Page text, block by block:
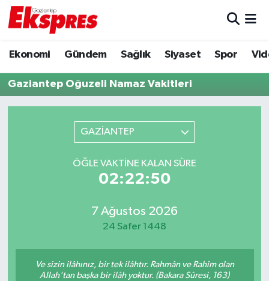
Ekonomi Gündem Sağlık Siyaset Spor
Gaziantep Oğuzeli Namaz Vakitleri
GAZİANTEP
ÖĞLE VAKTINE KALAN SÜRE
02:22:50
7 Ağustos 2026
24 Safer 1448
Ve sizin ilâhınız, bir tek ilâhtır. Rahmân ve Rahîm olan
Allah'tan başka bir ilâh yoktur. (Bakara Sûresi, 163)
Ekonomi
Gaziantep son dakika
Gündem
Magazin
Trafik Durumu
Puan Durumu ve Fikstür
Tüm Manşetler
Son Dakika Haberleri